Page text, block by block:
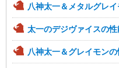
八神太一＆メタルグレ
太一のデジヴァイスの
八神太一＆グレイモン